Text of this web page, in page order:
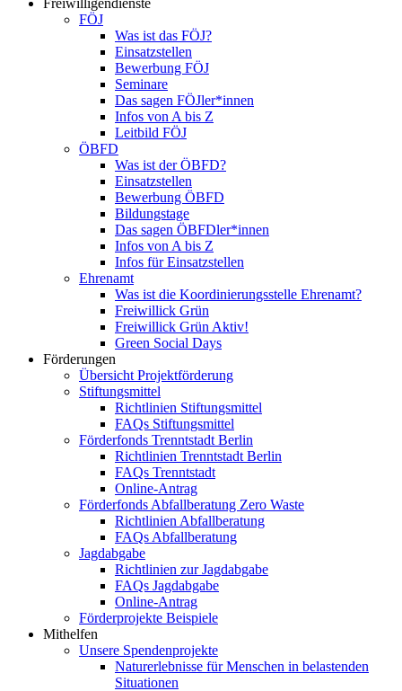
Freiwilligendienste
FÖJ
Was ist das FÖJ?
Einsatzstellen
Bewerbung FÖJ
Seminare
Das sagen FÖJler*innen
Infos von A bis Z
Leitbild FÖJ
ÖBFD
Was ist der ÖBFD?
Einsatzstellen
Bewerbung ÖBFD
Bildungstage
Das sagen ÖBFDler*innen
Infos von A bis Z
Infos für Einsatzstellen
Ehrenamt
Was ist die Koordinierungsstelle Ehrenamt?
Freiwillick Grün
Freiwillick Grün Aktiv!
Green Social Days
Förderungen
Übersicht Projektförderung
Stiftungsmittel
Richtlinien Stiftungsmittel
FAQs Stiftungsmittel
Förderfonds Trenntstadt Berlin
Richtlinien Trenntstadt Berlin
FAQs Trenntstadt
Online-Antrag
Förderfonds Abfallberatung Zero Waste
Richtlinien Abfallberatung
FAQs Abfallberatung
Jagdabgabe
Richtlinien zur Jagdabgabe
FAQs Jagdabgabe
Online-Antrag
Förderprojekte Beispiele
Mithelfen
Unsere Spendenprojekte
Naturerlebnisse für Menschen in belastenden
Situationen